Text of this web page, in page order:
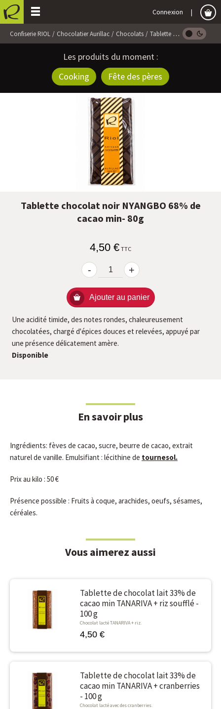
Connexion
Confiserie RIOL Chocolatier Aurillac Chocolats Tablette Chocolat
Les produits du moment :
Cooking
Fête des pères
Tablette chocolat noir NYANGBO 68% de
cacao min- 80g
Une acidité timide, des notes rondes, chaleureusement
chocolatées, chargé d'épices douces et relevées, appuyé par
une présence délicatement amère.
Disponible
4,50 € TTC
- +
Ajouter au panier
En savoir plus
Ingrédients: fèves de cacao, sucre, beurre de cacao, extrait
naturel de vanille. Emulsifiant : lécithine de tournesol.
Prix au kilo : 50 €
Présence possible : Fruits à coque, arachides, oeufs, sésames,
céréales.
Vous aimerez aussi
Tablette de chocolat lait 33% de
cacao min TANARIVA + riz soufflé -
100 g
Chocolat lacté TANARIVA + riz.
4,50 €
Tablette de chocolat lait 33% de
cacao min TANARIVA + cranberries
- 100 g
Chocolat lacté avec des cranberries.